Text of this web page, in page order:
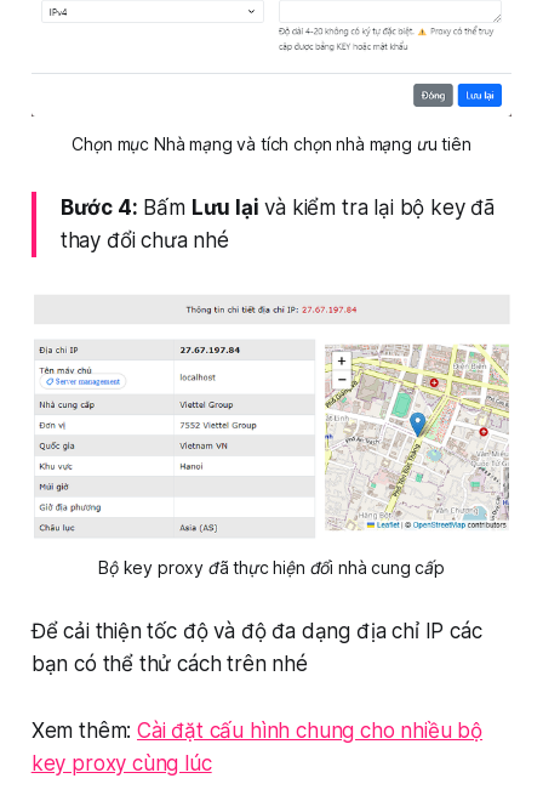
Chọn mục Nhà mạng và tích chọn nhà mạng ưu tiên
Bước 4: Bấm Lưu lại và kiểm tra lại bộ key đã
thay đổi chưa nhé
Bộ key proxy đã thực hiện đổi nhà cung cấp
Để cải thiện tốc độ và độ đa dạng địa chỉ IP các
bạn có thể thử cách trên nhé
Xem thêm:Cài đặt cấu hình chung cho nhiều bộ
key proxy cùng lúc